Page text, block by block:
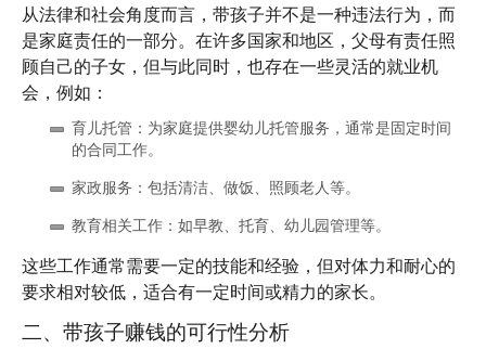
从法律和社会角度而言，带孩子并不是一种违法行为，而
是家庭责任的一部分。在许多国家和地区，父母有责任照
顾自己的子女，但与此同时，也存在一些灵活的就业机
会，例如：
育儿托管 ：为家庭提供婴幼儿托管服务，通常是固定时间
的合同工作。
家政服务 ：包括清洁、做饭、照顾老人等。
教育相关工作 ：如早教、托育、幼儿园管理等。
这些工作通常需要一定的技能和经验，但对体力和耐心的
要求相对较低，适合有一定时间或精力的家长。
二、带孩子赚钱的可行性分析